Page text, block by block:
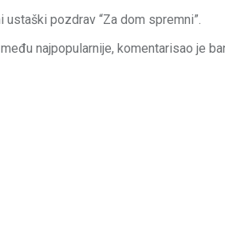
pozdrav “Za dom spremni”.
najpopularnije, komentarisao je